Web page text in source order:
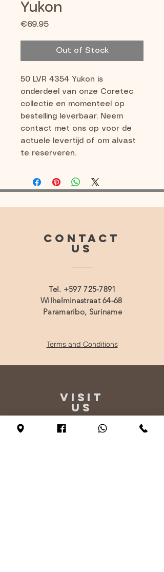
Yukon
€69.95Price
Out of Stock
50 LVR 4354 Yukon is
onderdeel van onze Coretec
collectie en momenteel op
bestelling leverbaar. Neem
contact met ons op voor de
actuele levertijd of om alvast
te reserveren.
CONTACT
US
Tel. +597 725-7891
Wilhelminastraat 64-68
Paramaribo, Suriname
Terms and Conditions
VISIT
US